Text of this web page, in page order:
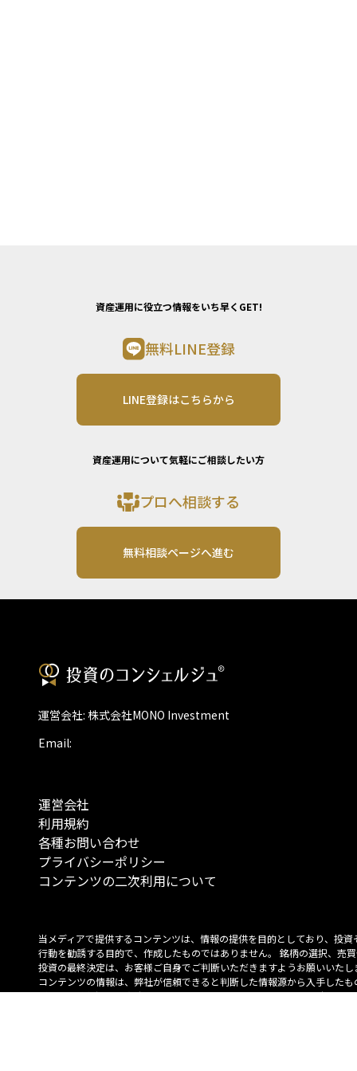
資産運用に役立つ情報をいち早くGET!
無料LINE登録
LINE登録はこちらから
資産運用について気軽にご相談したい方
プロへ相談する
無料相談ページへ進む
運営会社: 株式会社MONO Investment
Email:
運営会社
利用規約
各種お問い合わせ
プライバシーポリシー
コンテンツの二次利用について
当メディアで提供するコンテンツは、情報の提供を目的としており、投資
行動を勧誘する目的で、作成したものではありません。 銘柄の選択、売
投資の最終決定は、お客様ご自身でご判断いただきますようお願いいたし
コンテンツの情報は、弊社が信頼できると判断した情報源から入手したも
が、その情報源の確実性を保証したものではありません。 また、本コン